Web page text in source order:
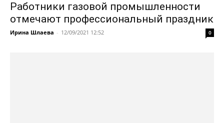
Работники газовой промышленности
отмечают профессиональный праздник
Ирина Шлаева - 12/09/2021 12:52 0